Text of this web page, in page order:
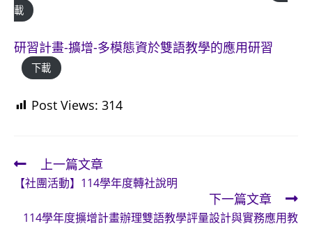
載
研習計畫-擴增-多模態資於雙語教學的應用研習
下載
Post Views: 314
Read
more
articles
上一篇文章
【社團活動】114學年度轉社說明
下一篇文章
114學年度擴增計畫辦理雙語教學評量設計與實務應用教